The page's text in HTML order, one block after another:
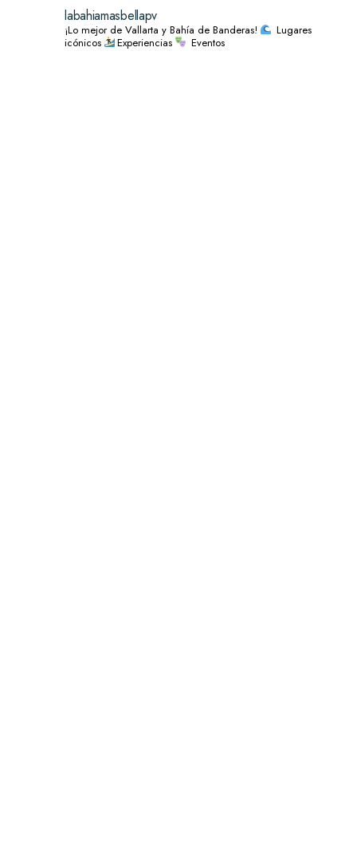
labahiamasbellapv
¡Lo mejor de Vallarta y Bahía de Banderas!
Lugares
icónicos
Experiencias Eventos